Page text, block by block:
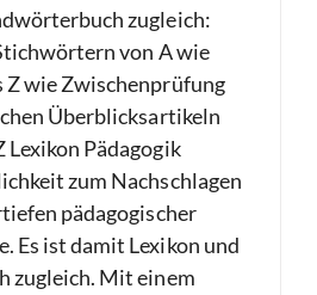
zugleich:
von A wie
Z wie Zwischenprüfung
Überblicksartikeln
Lexikon Pädagogik
zum Nachschlagen
pädagogischer
Es ist damit Lexikon und
zugleich. Mit einem